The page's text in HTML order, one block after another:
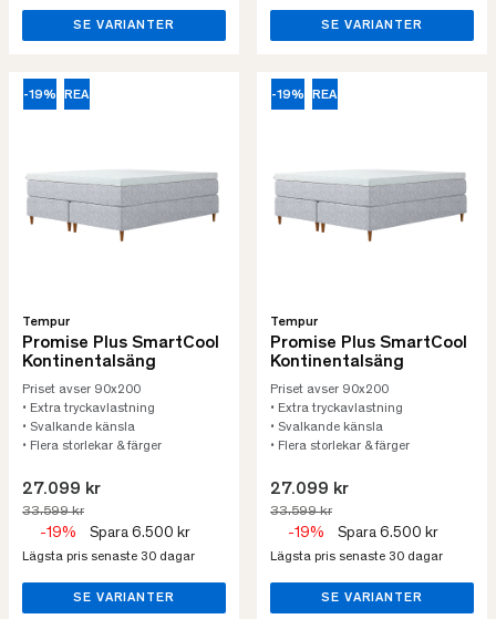
SE VARIANTER SE VARIANTER
-19% REA
Tempur
Promise Plus SmartCool
Kontinentalsäng
Priset avser 90x200
• Extra tryckavlastning
• Svalkande känsla
• Flera storlekar & färger
27.099 kr
33.599 kr
-19% Spara 6.500 kr
Lägsta pris senaste 30 dagar
SE VARIANTER
-19% REA
Tempur
Promise Plus SmartCool
Kontinentalsäng
Priset avser 90x200
• Extra tryckavlastning
• Svalkande känsla
• Flera storlekar & färger
27.099 kr
33.599 kr
-19% Spara 6.500 kr
Lägsta pris senaste 30 dagar
SE VARIANTER